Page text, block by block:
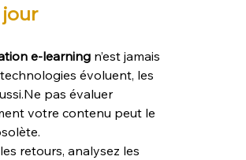
jour
e-learning n’est jamais
évoluent, les
pas évaluer
votre contenu peut le
retours, analysez les